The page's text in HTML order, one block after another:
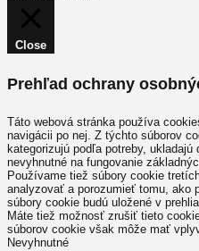
Close
Prehľad ochrany
Táto webová stránka používa
navigácii po nej. Z týchto súborov
kategorizujú podľa potreby,
nevyhnutné na fungovanie
Používame tiež súbory cookie
analyzovať a porozumieť tomu, ako
súbory cookie budú uložené v
Máte tiež možnosť zrušiť tieto
súborov cookie však môže mať
Nevyhnutné